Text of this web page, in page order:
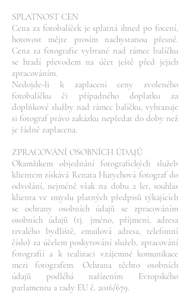
SPLATNOST CEN
Cena za fotobalíček je splatná ihned po focení,
hotovost mějte prosím nachystanou přesně.
Cena za fotografie vybrané nad rámec balíčku
se hradí převodem na účet ještě před jejich
zpracováním.
Nedojde-li k zaplacení ceny zvoleného
fotobalíčku či případného doplatku za
doplňkové služby nad rámec balíčku, vyhrazuje
si fotograf právo zakázku nepředat do doby než
je řádně zaplacena.
ZPRACOVÁNÍ OSOBNÍCH ÚDAJŮ
Okamžikem objednání fotografických služeb
klientem získává Renata Hurychová fotograf do
odvolání, nejméně však na dobu 2 let, souhlas
klienta ve smyslu platných předpisů týkajících
se ochrany osobních údajů se zpracováním
osobních údajů (tj. jméno, příjmení, adresa
trvalého bydliště, emailová adresa, telefonní
číslo) za účelem poskytování služeb, zpracování
fotografií a k realizaci vzájemné komunikace
mezi fotografem. Ochrana těchto osobních
údajů podléhá nařízením Evropského
parlamentu a rady EU č. 2016/679.